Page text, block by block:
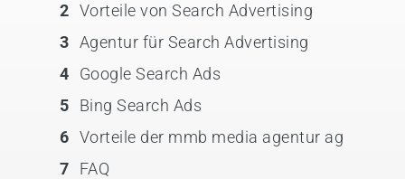
2 Vorteile von Search Advertising
3 Agentur für Search Advertising
4
Google Search Ads
5
Bing Search Ads
6 Vorteile der mmb media agentur ag
7
FAQ